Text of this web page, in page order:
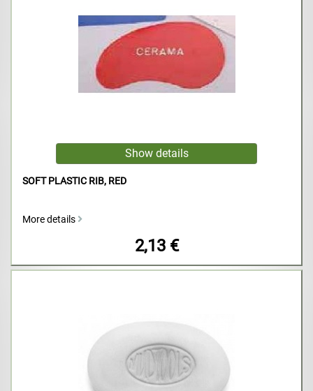
SOFT PLASTIC RIB, RED
More details
2,13 €